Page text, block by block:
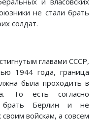
не стали брать
солдат.
главами СССР,
1944 года, граница
была проходить в
То есть согласно
брать Берлин и не
войскам, а совсем